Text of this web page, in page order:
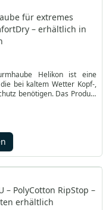
für extremes
– erhältlich in
Helikon ist eine
bei kaltem Wetter Kopf-,
benötigen. Das Produkt
das einerseits eine gute
andererseits für
schnelle Trocknung,
– PolyCotton RipStop –
erhältlich